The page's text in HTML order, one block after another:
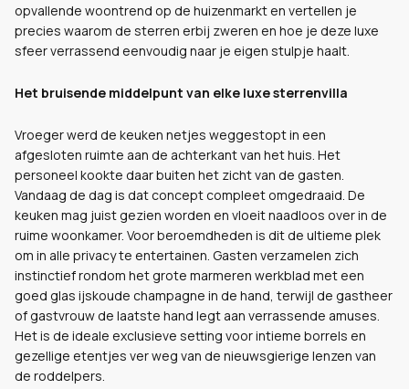
opvallende woontrend op de huizenmarkt en vertellen je
precies waarom de sterren erbij zweren en hoe je deze luxe
sfeer verrassend eenvoudig naar je eigen stulpje haalt.
Het bruisende middelpunt van elke luxe sterrenvilla
Vroeger werd de keuken netjes weggestopt in een
afgesloten ruimte aan de achterkant van het huis. Het
personeel kookte daar buiten het zicht van de gasten.
Vandaag de dag is dat concept compleet omgedraaid. De
keuken mag juist gezien worden en vloeit naadloos over in de
ruime woonkamer. Voor beroemdheden is dit de ultieme plek
om in alle privacy te entertainen. Gasten verzamelen zich
instinctief rondom het grote marmeren werkblad met een
goed glas ijskoude champagne in de hand, terwijl de gastheer
of gastvrouw de laatste hand legt aan verrassende amuses.
Het is de ideale exclusieve setting voor intieme borrels en
gezellige etentjes ver weg van de nieuwsgierige lenzen van
de roddelpers.